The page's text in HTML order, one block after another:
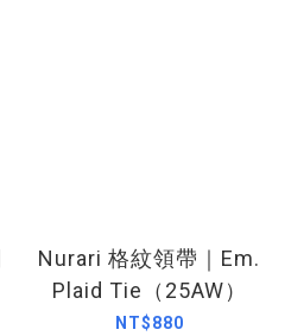
Nurari 格紋領帶｜Em.
Plaid Tie（25AW）
NT$880